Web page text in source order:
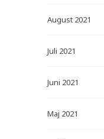
August 2021
Juli 2021
Juni 2021
Maj 2021